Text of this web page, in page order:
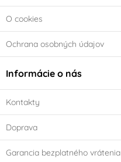
O cookies
Ochrana osobných údajov
Informácie o nás
Kontakty
Doprava
Garancia bezplatného vrátenia